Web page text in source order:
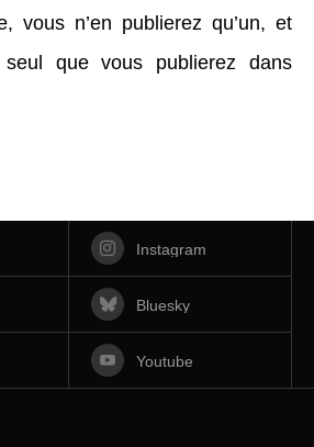
vous n’en publierez qu’un, et
seul que vous publierez dans
Instagram
Bluesky
Youtube